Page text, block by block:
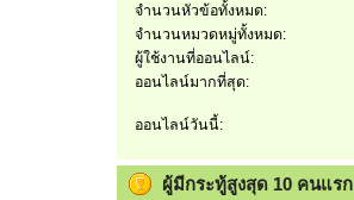
จำนวนหัวข้อทั้งหมด:
จำนวนหมวดหมู่ทั้งหมด:
ผู้ใช้งานที่ออนไลน์:
ออนไลน์มากที่สุด:
ออนไลน์วันนี้:
ผู้มีกระทู้สูงสุด 10 คนแรก